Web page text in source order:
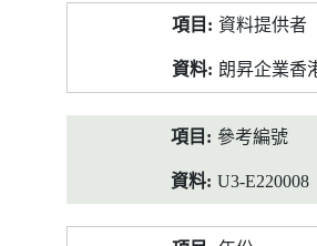
料
資料提供者
朗昇企業香
參考編號
U3-E220008